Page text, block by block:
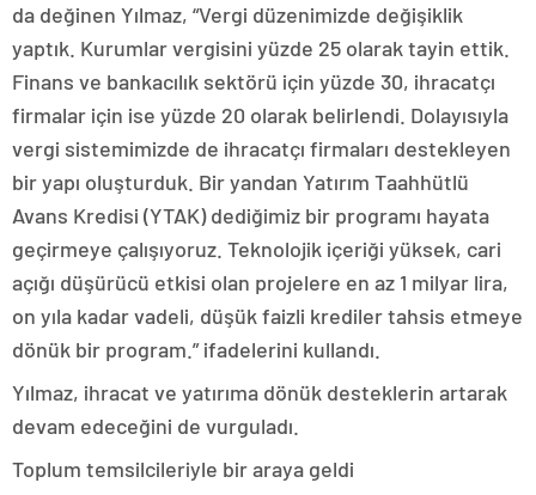
da değinen Yılmaz, “Vergi düzenimizde değişiklik
yaptık. Kurumlar vergisini yüzde 25 olarak tayin ettik.
Finans ve bankacılık sektörü için yüzde 30, ihracatçı
firmalar için ise yüzde 20 olarak belirlendi. Dolayısıyla
vergi sistemimizde de ihracatçı firmaları destekleyen
bir yapı oluşturduk. Bir yandan Yatırım Taahhütlü
Avans Kredisi (YTAK) dediğimiz bir programı hayata
geçirmeye çalışıyoruz. Teknolojik içeriği yüksek, cari
açığı düşürücü etkisi olan projelere en az 1 milyar lira,
on yıla kadar vadeli, düşük faizli krediler tahsis etmeye
dönük bir program.” ifadelerini kullandı.
Yılmaz, ihracat ve yatırıma dönük desteklerin artarak
devam edeceğini de vurguladı.
Toplum temsilcileriyle bir araya geldi